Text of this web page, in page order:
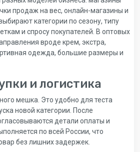
продаж на вес, онлайн-магазины и
категории по сезону, типу
и спросу покупателей. В оптовых
вроде крем, экстра,
одежда, большие размеры и
и логистика
мешка. Это удобно для теста
новой категории. После
детали оплаты и
по всей России, что
без лишних задержек.